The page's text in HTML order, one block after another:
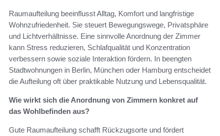
Raumaufteilung beeinflusst Alltag, Komfort und langfristige
Wohnzufriedenheit. Sie steuert Bewegungswege, Privatsphäre
und Lichtverhältnisse. Eine sinnvolle Anordnung der Zimmer
kann Stress reduzieren, Schlafqualität und Konzentration
verbessern sowie soziale Interaktion fördern. In beengten
Stadtwohnungen in Berlin, München oder Hamburg entscheidet
die Aufteilung oft über praktikable Nutzung und Lebensqualität.
Wie wirkt sich die Anordnung von Zimmern konkret auf
das Wohlbefinden aus?
Gute Raumaufteilung schafft Rückzugsorte und fördert